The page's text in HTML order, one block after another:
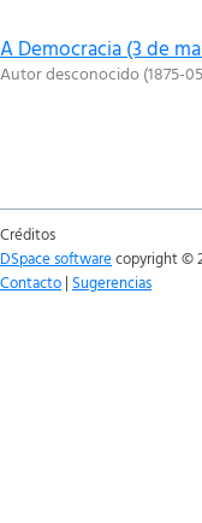
A Democracia (3 de
Autor desconocido(1875-05
Créditos
DSpace softwarecopyright ©
Contacto | Sugerencias